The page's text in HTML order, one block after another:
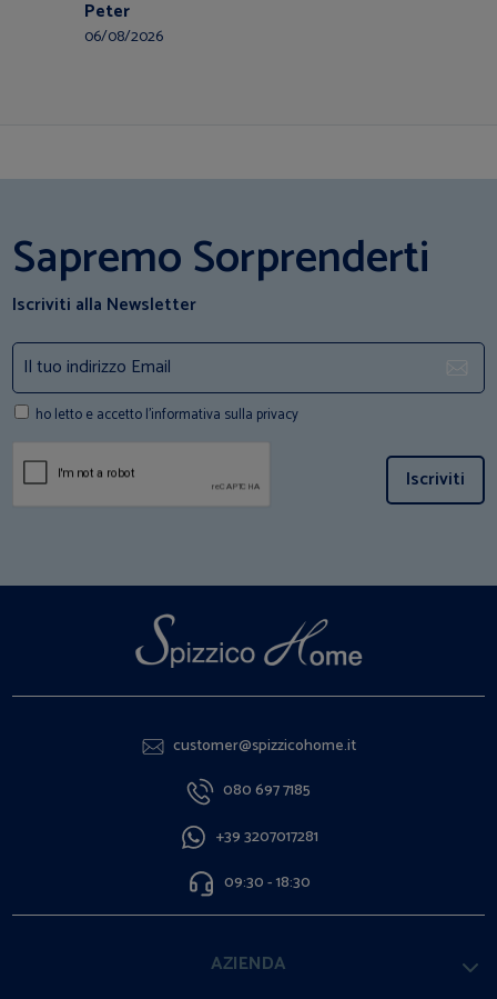
Peter
06/08/2026
Sapremo Sorprenderti
Iscriviti alla Newsletter
ho letto e accetto l'informativa sulla privacy
Iscriviti
customer@spizzicohome.it
080 697 7185
+39 3207017281
09:30 - 18:30
AZIENDA